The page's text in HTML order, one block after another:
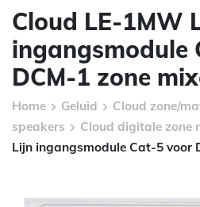
Cloud LE-1MW
ingangsmodule
DCM-1 zone
Home Geluid
Cloud zone/
speakers
Cloud digitale zone
Lijn ingangsmodule Cat-5 voor